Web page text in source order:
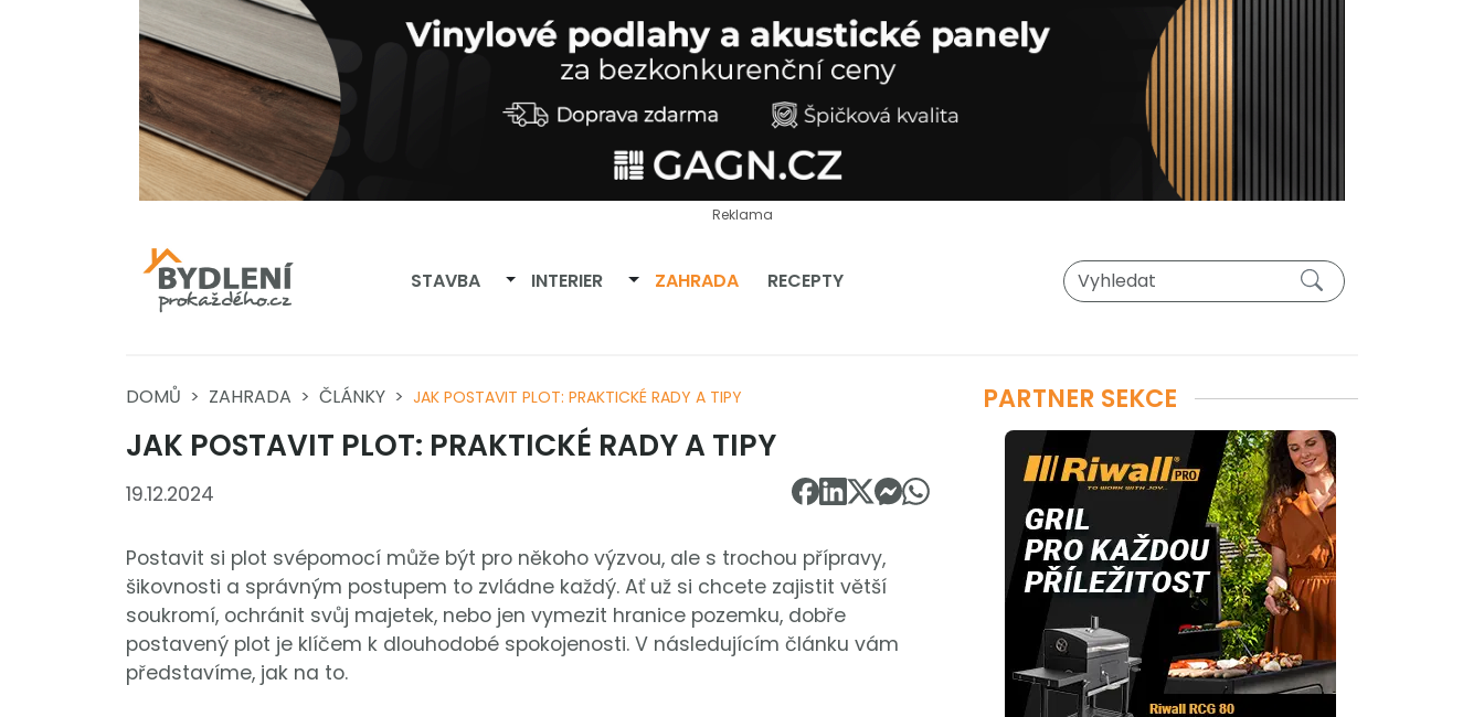
Reklama
STAVBA Přepnout dropdown
INTERIER Přepnout dropdown
ZAHRADA RECEPTY
DOMŮ ZAHRADA ČLÁNKY JAK POSTAVIT PLOT: PRAKTICKÉ RADY A TIPY
JAK POSTAVIT PLOT: PRAKTICKÉ RADY A TIPY
19.12.2024
Postavit si plot svépomocí může být pro někoho výzvou, ale s trochou přípravy,
šikovnosti a správným postupem to zvládne každý. Ať už si chcete zajistit větší
soukromí, ochránit svůj majetek, nebo jen vymezit hranice pozemku, dobře
postavený plot je klíčem k dlouhodobé spokojenosti. V následujícím článku vám
představíme, jak na to.
PARTNER SEKCE